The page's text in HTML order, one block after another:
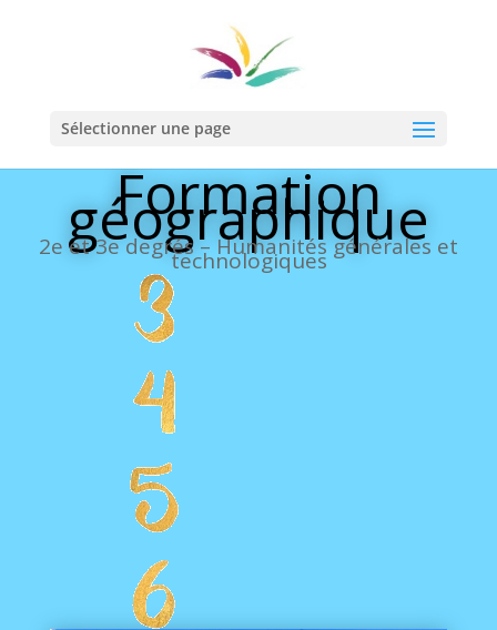
Sélectionner une page
Formation
géographique
2e et 3e degrés – Humanités générales et
technologiques